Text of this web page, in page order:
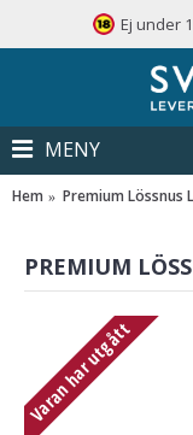
Ej under
MENY
Hem Premium Lössnus
PREMIUM
Varan har utgått